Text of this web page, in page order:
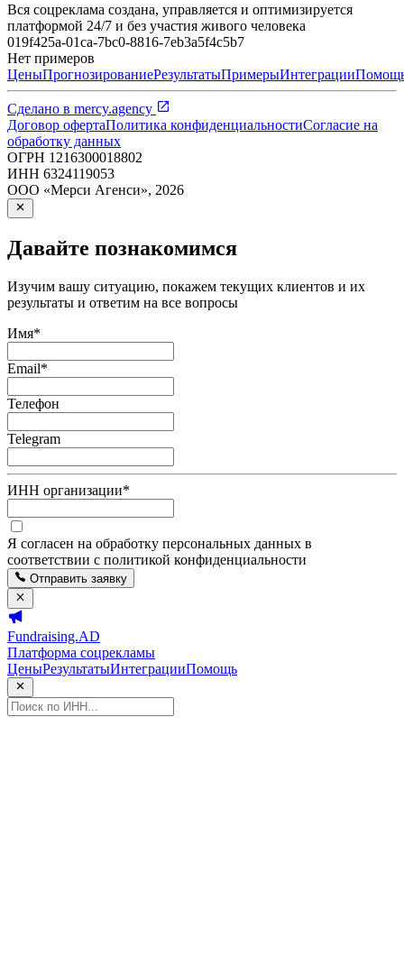
Вся соцреклама создана, управляется и оптимизируется
платформой 24/7 и без участия живого человека
019f425a-01ca-7bc0-8816-7eb3a5f4c5b7
Нет примеров
ЦеныПрогнозированиеРезультатыПримерыИнтеграции
Сделано в mercy.agency
Договор офертаПолитика конфиденциальностиСогласие на
обработку данных
ОГРН 1216300018802
ИНН 6324119053
ООО «Мерси Агенси», 2026
Давайте познакомимся
Изучим вашу ситуацию, покажем текущих клиентов и их
результаты и ответим на все вопросы
Имя*
Email*
Телефон
Telegram
ИНН организации*
Я согласен на обработку персональных данных в
соответствии с политикой конфиденциальности
Отправить заявку
Fundraising.AD
Платформа соцрекламы
ЦеныРезультатыИнтеграцииПомощь